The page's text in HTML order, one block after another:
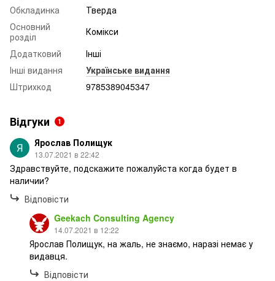
Обкладинка
Тверда
Основний
розділ
Комікси
Додатковий
Інші
Інші видання
Українське видання
Штрихкод
9785389045347
Відгуки 1
Ярослав Полищук
13.07.2021 в 22:42
Здравствуйте, подскажите пожалуйста когда будет в
наличии?
Відповісти
Geekach Consulting Agency
14.07.2021 в 12:22
Ярослав Полищук, на жаль, не знаємо, наразі немає у
видавця.
Відповісти